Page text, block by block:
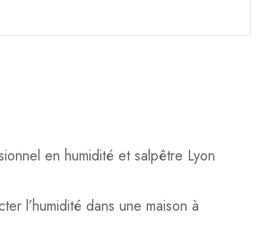
en humidité et salpêtre Lyon
l’humidité dans une maison à